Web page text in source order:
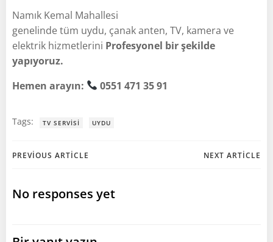
Namık Kemal Mahallesi
genelinde tüm uydu, çanak anten, TV, kamera ve
elektrik hizmetlerini Profesyonel bir şekilde
yapıyoruz.
Hemen arayın:
0551 471 35 91
Tags: TV SERVISI UYDU
Post
navigation
PREVIOUS ARTICLE NEXT ARTICLE
No responses yet